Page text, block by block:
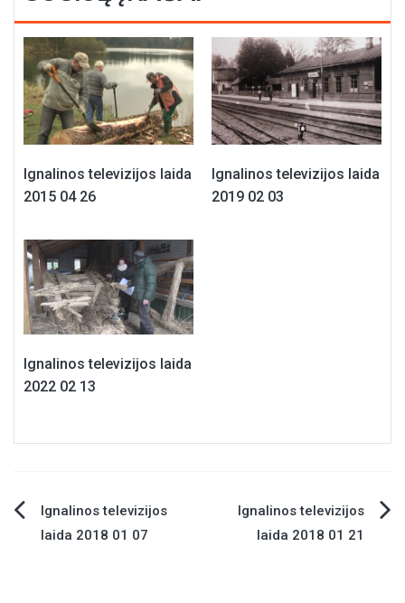
Ignalinos televizijos laida
2015 04 26
Ignalinos televizijos laida
2019 02 03
Ignalinos televizijos laida
2022 02 13
Navigacija
Ignalinos televizijos
laida 2018 01 07
Ignalinos televizijos
laida 2018 01 21